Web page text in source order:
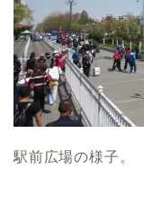
駅前広場の様子。